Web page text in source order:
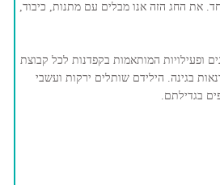
את החג הזה אנו מבלים עם מתנות, כיבוד,
ופעילויות המותאמות בקפדנות לכל קבוצת
בגינה. הילידם שותלים ירקות ועשבי
בגדילתם.